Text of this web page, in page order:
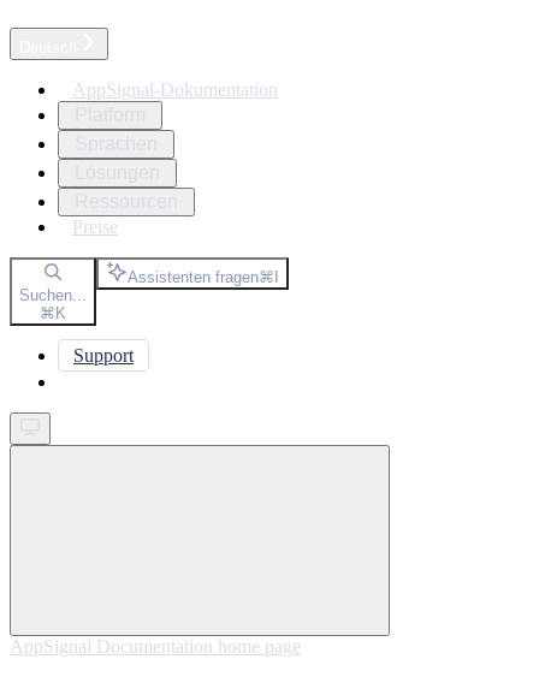
AppSignal-Dokumentation
Preise
Suchen...
⌘K
Assistenten fragen⌘I
Support
AppSignal Documentation home page